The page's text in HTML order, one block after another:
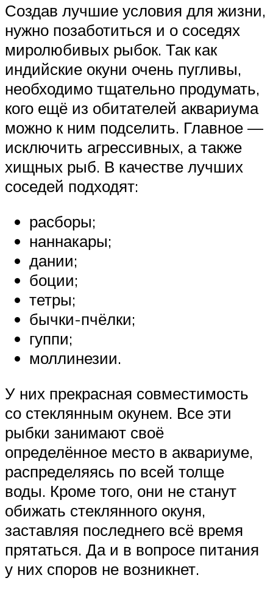
Создав лучшие условия для жизни,
нужно позаботиться и о соседях
миролюбивых рыбок. Так как
индийские окуни очень пугливы,
необходимо тщательно продумать,
кого ещё из обитателей аквариума
можно к ним подселить. Главное —
исключить агрессивных, а также
хищных рыб. В качестве лучших
соседей подходят:
расборы;
наннакары;
дании;
боции;
тетры;
бычки-пчёлки;
гуппи;
моллинезии.
У них прекрасная совместимость
со стеклянным окунем. Все эти
рыбки занимают своё
определённое место в аквариуме,
распределяясь по всей толще
воды. Кроме того, они не станут
обижать стеклянного окуня,
заставляя последнего всё время
прятаться. Да и в вопросе питания
у них споров не возникнет.